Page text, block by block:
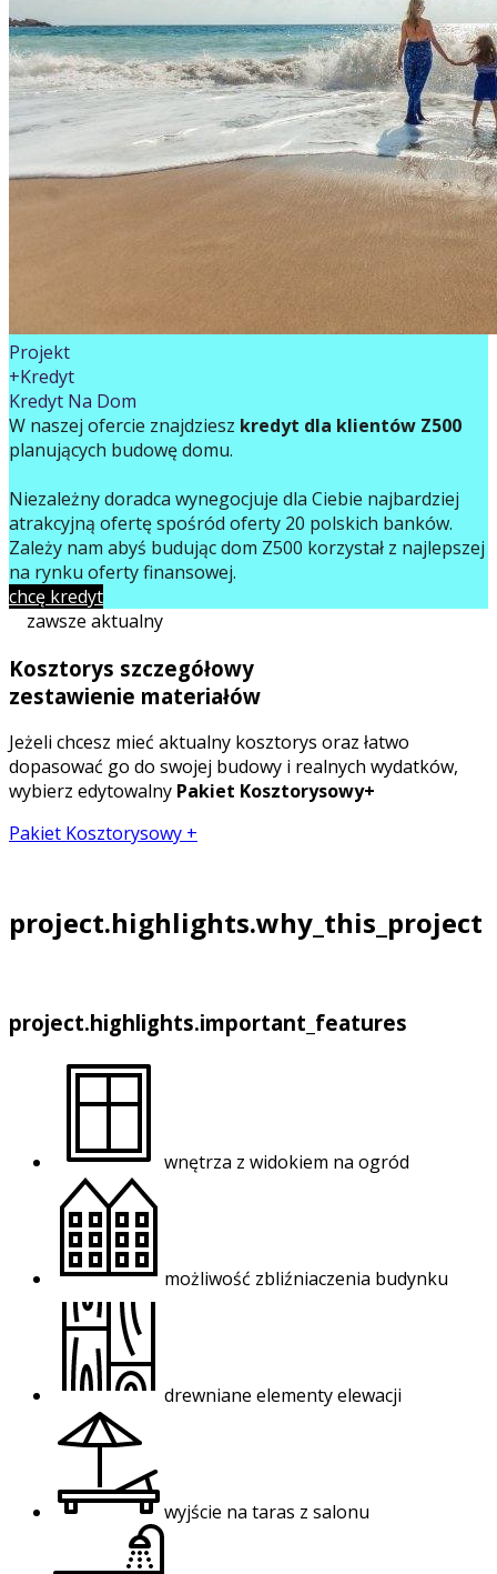
Projekt
+Kredyt
Kredyt Na Dom
W naszej ofercie znajdziesz kredyt dla klientów Z500
planujących budowę domu.
Niezależny doradca wynegocjuje dla Ciebie najbardziej
atrakcyjną ofertę spośród oferty 20 polskich banków.
Zależy nam abyś budując dom Z500 korzystał z najlepszej
na rynku oferty finansowej.
chcę kredyt
zawsze aktualny
Kosztorys szczegółowy
zestawienie materiałów
Jeżeli chcesz mieć aktualny kosztorys oraz łatwo
dopasować go do swojej budowy i realnych wydatków,
wybierz edytowalny Pakiet Kosztorysowy+
Pakiet Kosztorysowy +
project.highlights.why_this_project
project.highlights.important_features
wnętrza z widokiem na ogród
możliwość zbliźniaczenia budynku
drewniane elementy elewacji
wyjście na taras z salonu